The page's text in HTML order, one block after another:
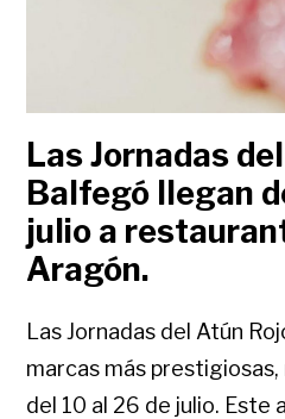
Las Jornadas
Balfegó llegan
julio a
Aragón.
Las Jornadas del Atún
marcas más
del 10 al 26 de julio. Este